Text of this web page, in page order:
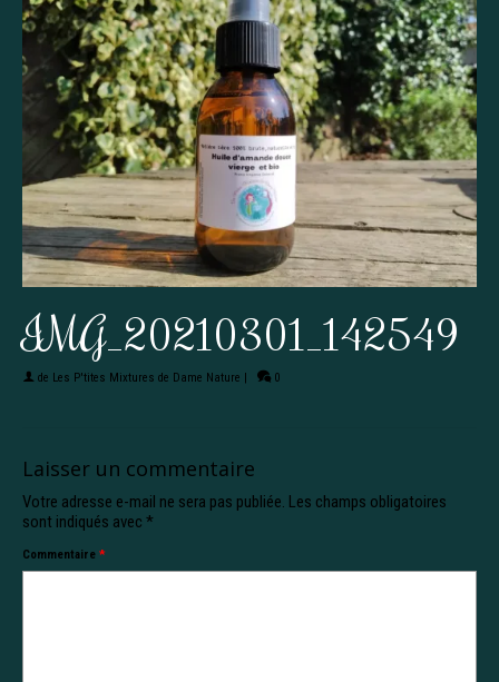
IMG_20210301_142549
de Les P'tites Mixtures de Dame Nature | 0
Laisser un commentaire
Votre adresse e-mail ne sera pas publiée. Les champs obligatoires
sont indiqués avec *
Commentaire *